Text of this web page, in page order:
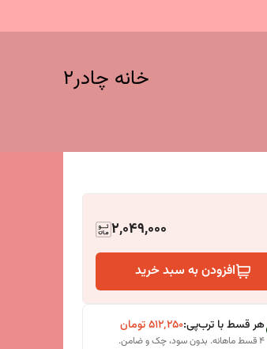
خانه چادر۲
2,049,000
افزودن به سبد خرید
هر قسط با ترب‌پی:۵۱۲٬۲۵۰تومان
۴ قسط ماهانه. بدون سود، چک و ضامن.